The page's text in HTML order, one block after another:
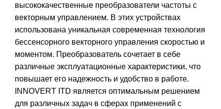
высококачественные преобразователи частоты с
векторным управлением. В этих устройствах
использована уникальная современная технология
бессенсорного векторного управления скоростью и
моментом. Преобразователь сочетает в себе
различные эксплуатационные характеристики, что
повышает его надежность и удобство в работе.
INNOVERT ITD является оптимальным решением
для различных задач в сферах применений c